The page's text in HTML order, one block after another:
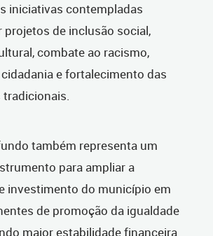
iniciativas contempladas
projetos de inclusão social,
combate ao racismo,
e fortalecimento das
também representa um
para ampliar a
investimento do município em
de promoção da igualdade
maior estabilidade financeira